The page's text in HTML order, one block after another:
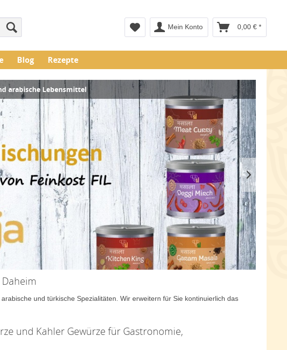
Mein Konto 0,00 € *
Blog Rezepte
arabische Lebensmittel
und türkische Spezialitäten. Wir erweitern für Sie kontinuierlich das
und Kahler Gewürze für Gastronomie,